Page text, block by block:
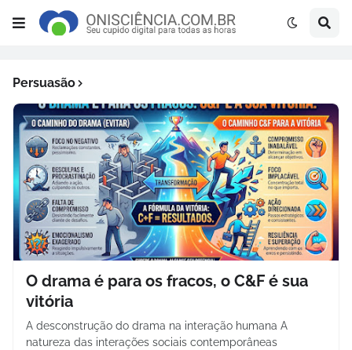
Persuasão
O drama é para os fracos, o C&F é sua
vitória
A desconstrução do drama na interação humana A
natureza das interações sociais contemporâneas